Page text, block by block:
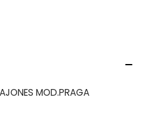
MOD.PRAGA